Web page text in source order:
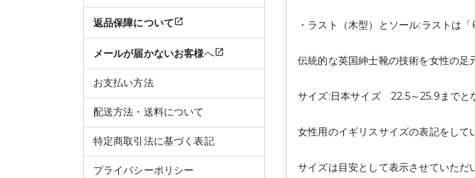
・ラスト（木型）とソール:ラストは
伝統的な英国紳士靴の技術を女性の足
サイズ:日本サイズ 22.5～25.9までと
女性用のイギリスサイズの表記をして
サイズは目安として表示させていただ
返品保障について
メールが届かないお客様へ
お支払い方法
配送方法・送料について
特定商取引法に基づく表記
プライバシーポリシー